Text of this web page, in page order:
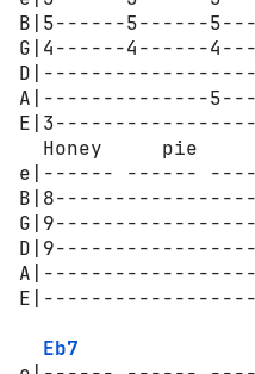
B|5------5------
G|4------4------
A|--------------
Honey     pie
e|------ ------
Eb7